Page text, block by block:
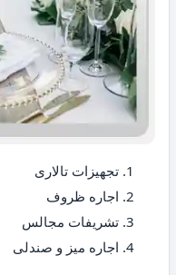
تجهیزات تالاری
اجاره ظروف
تشریفات مجالس
اجاره میز و صندلی